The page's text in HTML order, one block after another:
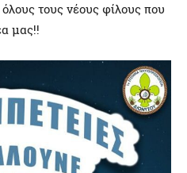
τους νέους φίλους που
μας!!